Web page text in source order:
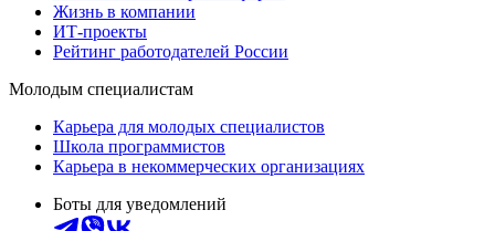
Жизнь в компании
ИТ-проекты
Рейтинг работодателей России
Молодым специалистам
Карьера для молодых специалистов
Школа программистов
Карьера в некоммерческих организациях
Боты для уведомлений